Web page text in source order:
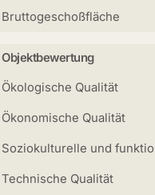
Bruttogeschoßfläche
Objektbewertung
Ökologische Qualität
Ökonomische Qualität
Soziokulturelle und
Technische Qualität